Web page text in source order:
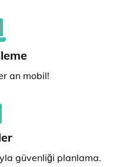
an mobil!
güvenliği planlama.